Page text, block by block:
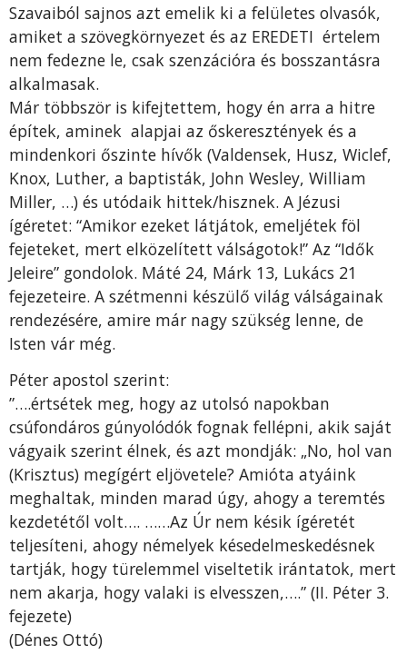
Szavaiból sajnos azt emelik ki a felületes olvasók,
amiket a szövegkörnyezet és az EREDETI értelem
nem fedezne le, csak szenzációra és bosszantásra
alkalmasak.
Már többször is kifejtettem, hogy én arra a hitre
építek, aminek alapjai az őskeresztények és a
mindenkori őszinte hívők (Valdensek, Husz, Wiclef,
Knox, Luther, a baptisták, John Wesley, William
Miller, …) és utódaik hittek/hisznek. A Jézusi
ígéretet: “Amikor ezeket látjátok, emeljétek föl
fejeteket, mert elközelített válságotok!” Az “Idők
Jeleire” gondolok. Máté 24, Márk 13, Lukács 21
fejezeteire. A szétmenni készülő világ válságainak
rendezésére, amire már nagy szükség lenne, de
Isten vár még.
Péter apostol szerint:
”….értsétek meg, hogy az utolsó napokban
csúfondáros gúnyolódók fognak fellépni, akik saját
vágyaik szerint élnek, és azt mondják: „No, hol van
(Krisztus) megígért eljövetele? Amióta atyáink
meghaltak, minden marad úgy, ahogy a teremtés
kezdetétől volt…. ……Az Úr nem késik ígéretét
teljesíteni, ahogy némelyek késedelmeskedésnek
tartják, hogy türelemmel viseltetik irántatok, mert
nem akarja, hogy valaki is elvesszen,….” (II. Péter 3.
fejezete)
(Dénes Ottó)